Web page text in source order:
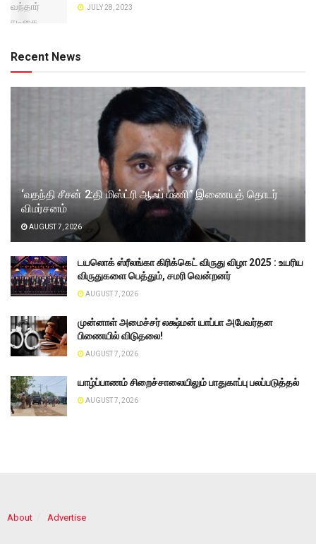
JULY 28, 2023
Recent News
‘வதந்தி சீசன் 2:தி மிஸ்ட்ரி ஆஃப் மணி” இணையத் தொடர்
விமர்சனம்
AUGUST 7, 2026
டயலொக் ஸ்ரீலங்கா கிரிக்கெட் விருது விழா 2025 : உயரிய
விருதுகளை பெத்தும், சமரி வென்றனர்
AUGUST 7, 2026
முன்னாள் அமைச்சர் லக்ஷ்மன் யாப்பா அபேவர்தன
பிணையில் விடுதலை!
AUGUST 7, 2026
யாழ்ப்பாணம் சிறைச்சாலையிலும் பாதுகாப்பு பலப்படுத்தல்
AUGUST 7, 2026
About Advertise